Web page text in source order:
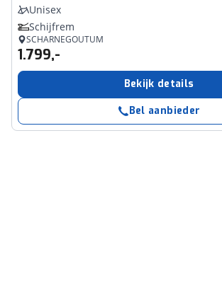
Unisex
Schijfrem
SCHARNEGOUTUM
1.799,-
Bekijk details
Bel aanbieder